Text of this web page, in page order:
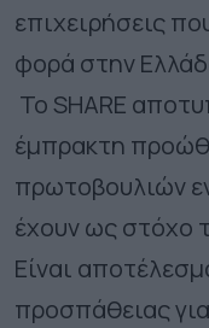
επιχειρήσεις
φορά στην
Το SHARE
έμπρακτη
πρωτοβουλιών
έχουν ως στόχο
Είναι
προσπάθειας